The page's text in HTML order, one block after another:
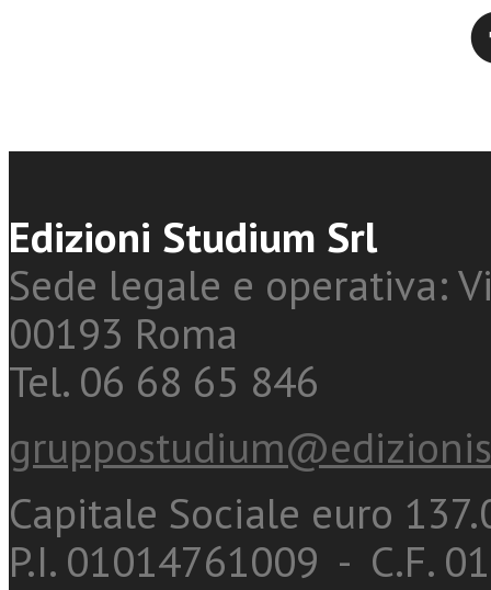
Edizioni Studium Srl
Sede legale e operativa:
00193 Roma
Tel. 06 68 65 846
Capitale Sociale euro
P.I. 01014761009 - C.F.